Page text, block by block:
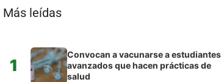
Más leídas
1
Convocan a vacunarse a estudiantes
avanzados que hacen prácticas de
salud